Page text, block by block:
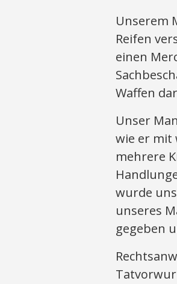
Unserem
Reifen
einen
Waffen
Unser
wie er mit
mehrere
wurde
unseres
gegeben